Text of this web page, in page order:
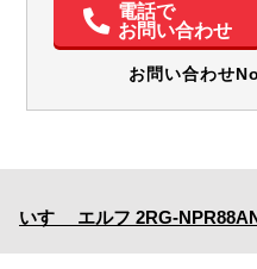
電話で
お問い合わせ
お問い合わせ
いすゞ エルフ 2RG-